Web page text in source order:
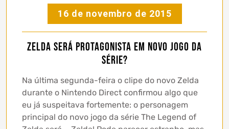
16 de novembro de 2015
Zelda será protagonista em novo jogo da
série?
Na última segunda-feira o clipe do novo Zelda
durante o Nintendo Direct confirmou algo que
eu já suspeitava fortemente: o personagem
principal do novo jogo da série The Legend of